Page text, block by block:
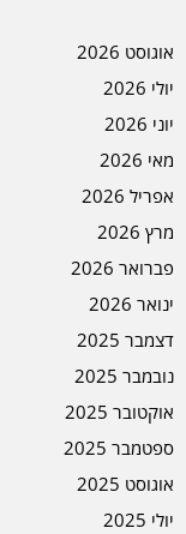
אוגוסט 2026
יולי 2026
יוני 2026
מאי 2026
אפריל 2026
מרץ 2026
פברואר 2026
ינואר 2026
דצמבר 2025
נובמבר 2025
אוקטובר 2025
ספטמבר 2025
אוגוסט 2025
יולי 2025